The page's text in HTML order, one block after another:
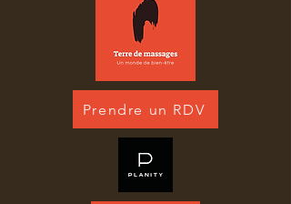
Prendre un RDV